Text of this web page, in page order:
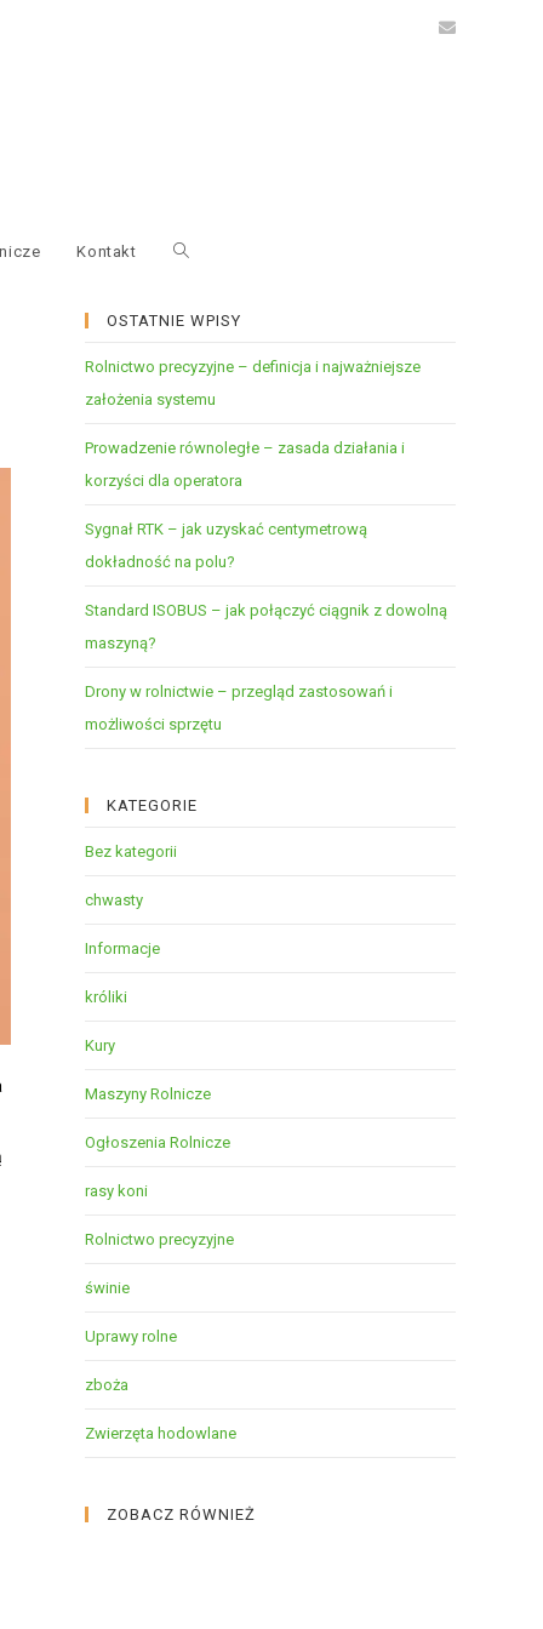
Kontakt
OSTATNIE WPISY
Rolnictwo precyzyjne – definicja i najważniejsze
założenia systemu
Prowadzenie równoległe – zasada działania i
korzyści dla operatora
Sygnał RTK – jak uzyskać centymetrową
dokładność na polu?
Standard ISOBUS – jak połączyć ciągnik z dowolną
maszyną?
Drony w rolnictwie – przegląd zastosowań i
możliwości sprzętu
KATEGORIE
Bez kategorii
chwasty
Informacje
króliki
Kury
Maszyny Rolnicze
Ogłoszenia Rolnicze
rasy koni
Rolnictwo precyzyjne
świnie
Uprawy rolne
zboża
Zwierzęta hodowlane
ZOBACZ RÓWNIEŻ